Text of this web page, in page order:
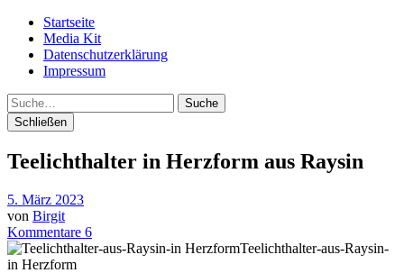
Startseite
Media Kit
Datenschutzerklärung
Impressum
Suche
Schließen
Teelichthalter in Herzform aus Raysin
5. März 2023
von Birgit
Kommentare 6
Teelichthalter-aus-Raysin-
in Herzform